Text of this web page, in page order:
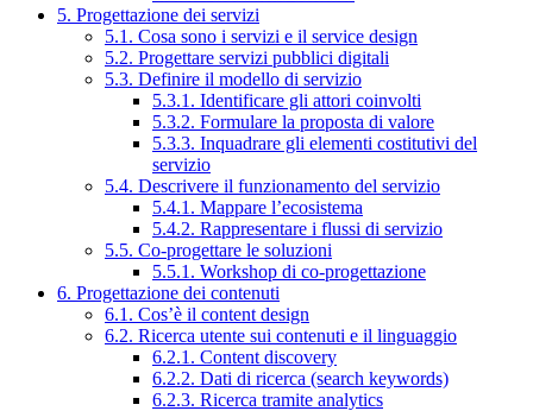
5. Progettazione dei servizi
5.1. Cosa sono i servizi e il service design
5.2. Progettare servizi pubblici digitali
5.3. Definire il modello di servizio
5.3.1. Identificare gli attori coinvolti
5.3.2. Formulare la proposta di valore
5.3.3. Inquadrare gli elementi costitutivi del
servizio
5.4. Descrivere il funzionamento del servizio
5.4.1. Mappare l’ecosistema
5.4.2. Rappresentare i flussi di servizio
5.5. Co-progettare le soluzioni
5.5.1. Workshop di co-progettazione
6. Progettazione dei contenuti
6.1. Cos’è il content design
6.2. Ricerca utente sui contenuti e il linguaggio
6.2.1. Content discovery
6.2.2. Dati di ricerca (search keywords)
6.2.3. Ricerca tramite analytics